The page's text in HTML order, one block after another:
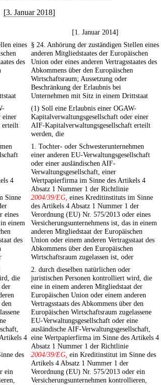
[3. Januar 2018]
[1. Januar 2014]
eines
des
§ 24. Anhörung der zuständigen Stellen eines
anderen Mitgliedstaates der Europäischen
Union oder eines anderen Vertragsstaates des
Abkommens über den Europäischen
Wirtschaftsraum; Aussetzung oder
Beschränkung der Erlaubnis bei
Unternehmen mit Sitz in einem Drittstaat
einer
erteilt
(1) Soll eine Erlaubnis einer OGAW-
Kapitalverwaltungsgesellschaft oder einer
AIF-Kapitalverwaltungsgesellschaft erteilt
werden, die
4
Sinne
eines
einem
des
1. Tochter- oder Schwesterunternehmen
einer anderen EU-Verwaltungsgesellschaft
oder einer ausländischen AIF-
Verwaltungsgesellschaft, einer
Wertpapierfirma im Sinne des Artikels 4
Absatz 1 Nummer 1 der Richtlinie
2004/39/EG, eines Kreditinstituts im Sinne
des Artikels 4 Absatz 1 Nummer 1 der
Verordnung (EU) Nr. 575/2013 oder eines
Versicherungsunternehmens ist, das in einem
anderen Mitgliedstaat der Europäischen
Union oder einem anderen Vertragsstaat des
Abkommens über den Europäischen
Wirtschaftsraum zugelassen ist, oder
die
4
des
ein
2. durch dieselben natürlichen oder
juristischen Personen kontrolliert wird, die
eine in einem anderen Mitgliedstaat der
Europäischen Union oder einem anderen
Vertragsstaats des Abkommens über den
Europäischen Wirtschaftsraum zugelassene
EU-Verwaltungsgesellschaft oder eine
ausländische AIF-Verwaltungsgesellschaft,
eine Wertpapierfirma im Sinne des Artikels 4
Absatz 1 Nummer 1 der Richtlinie
2004/39/EG, ein Kreditinstitut im Sinne des
Artikels 4 Absatz 1 Nummer 1 der
Verordnung (EU) Nr. 575/2013 oder ein
Versicherungsunternehmen kontrollieren,